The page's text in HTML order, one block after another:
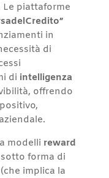
Le piattaforme
in
di
di intelligenza
offrendo
modelli reward
forma di
implica la